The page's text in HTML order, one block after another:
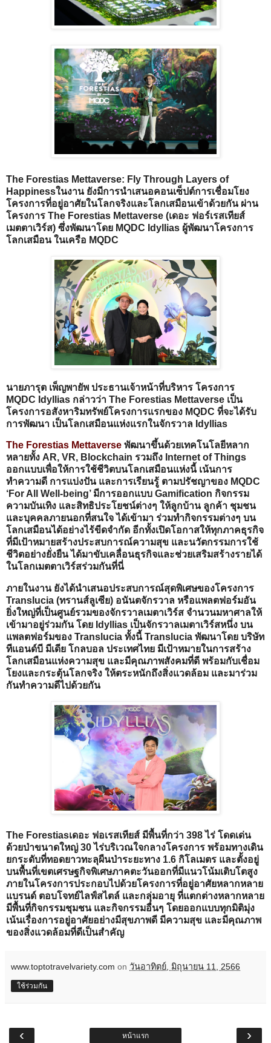
The Forestias Mettaverse: Fly Through Layers of
Happinessในงาน ยังมีการนำเสนอคอนเซ็ปต์การเชื่อมโยง
โครงการที่อยู่อาศัยในโลกจริงและโลกเสมือนเข้าด้วยกัน ผ่าน
โครงการ The Forestias Mettaverse (เดอะ ฟอร์เรสเทียส์
เมตตาเวิร์ส) ซึ่งพัฒนาโดย MQDC Idyllias ผู้พัฒนาโครงการ
โลกเสมือน ในเครือ MQDC
นายภารุต เพ็ญพายัพ ประธานเจ้าหน้าที่บริหาร โครงการ
MQDC Idyllias กล่าวว่า The Forestias Mettaverse เป็น
โครงการอสังหาริมทรัพย์โครงการแรกของ MQDC ที่จะได้รับ
การพัฒนา เป็นโลกเสมือนแห่งแรกในจักรวาล Idyllias
The Forestias Mettaverse พัฒนาขึ้นด้วยเทคโนโลยีหลาก
หลายทั้ง AR, VR, Blockchain รวมถึง Internet of Things
ออกแบบเพื่อให้การใช้ชีวิตบนโลกเสมือนแห่งนี้ เน้นการ
ทำความดี การแบ่งปัน และการเรียนรู้ ตามปรัชญาของ MQDC
‘For All Well-being’ มีการออกแบบ Gamification กิจกรรม
ความบันเทิง และสิทธิประโยชน์ต่างๆ ให้ลูกบ้าน ลูกค้า ชุมชน
และบุคคลภายนอกที่สนใจ ได้เข้ามา ร่วมทำกิจกรรมต่างๆ บน
โลกเสมือนได้อย่างไร้ขีดจำกัด อีกทั้งเปิดโอกาสให้ทุกภาคธุรกิจ
ที่มีเป้าหมายสร้างประสบการณ์ความสุข และนวัตกรรมการใช้
ชีวิตอย่างยั่งยืน ได้มาขับเคลื่อนธุรกิจและช่วยเสริมสร้างรายได้
ในโลกเมตตาเวิร์สร่วมกันที่นี่
ภายในงาน ยังได้นำเสนอประสบการณ์สุดพิเศษของโครงการ
Translucia (ทรานส์ลูเซีย) อนันตจักรวาล หรือแพลตฟอร์มอัน
ยิ่งใหญ่ที่เป็นศูนย์รวมของจักรวาลเมตาเวิร์ส จำนวนมหาศาลให้
เข้ามาอยู่ร่วมกัน โดย Idyllias เป็นจักรวาลเมตาเวิร์สหนึ่ง บน
แพลตฟอร์มของ Translucia ทั้งนี้ Translucia พัฒนาโดย บริษัท
ทีแอนด์บี มีเดีย โกลบอล ประเทศไทย มีเป้าหมายในการสร้าง
โลกเสมือนแห่งความสุข และมีคุณภาพสังคมที่ดี พร้อมกับเชื่อม
โยงและกระตุ้นโลกจริง ให้ตระหนักถึงสิ่งแวดล้อม และมาร่วม
กันทำความดีไปด้วยกัน
The Forestiasเดอะ ฟอเรสเทียส์ มีพื้นที่กว่า 398 ไร่ โดดเด่น
ด้วยป่าขนาดใหญ่ 30 ไร่บริเวณใจกลางโครงการ พร้อมทางเดิน
ยกระดับที่ทอดยาวทะลุผืนป่าระยะทาง 1.6 กิโลเมตร และตั้งอยู่
บนพื้นที่เขตเศรษฐกิจพิเศษภาคตะวันออกที่มีแนวโน้มเติบโตสูง
ภายในโครงการประกอบไปด้วยโครงการที่อยู่อาศัยหลากหลาย
แบรนด์ ตอบโจทย์ไลฟ์สไตล์ และกลุ่มอายุ ที่แตกต่างหลากหลาย
มีพื้นที่กิจกรรมชุมชน และกิจกรรมอื่นๆ โดยออกแบบทุกมิติมุ่ง
เน้นเรื่องการอยู่อาศัยอย่างมีสุขภาพดี มีความสุข และมีคุณภาพ
ของสิ่งแวดล้อมที่ดีเป็นสำคัญ
www.toptotravelvariety.com on วันอาทิตย์, มิถุนายน 11, 2566
ใช้ร่วมกัน
‹ ›
หน้าแรก